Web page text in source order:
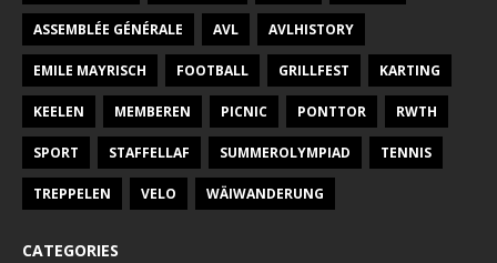
ASSEMBLÉE GÉNÉRALE AVL AVLHISTORY
EMILE MAYRISCH FOOTBALL GRILLFEST KARTING
KEELEN MEMBEREN PICNIC PONTTOR RWTH
SPORT STAFFELLAF SUMMEROLYMPIAD TENNIS
TREPPELEN VELO WÄIWANDERUNG
CATEGORIES